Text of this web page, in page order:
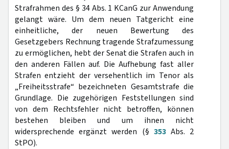
Strafrahmen des § 34 Abs. 1 KCanG zur Anwendung
gelangt wäre. Um dem neuen Tatgericht eine
einheitliche, der neuen Bewertung des
Gesetzgebers Rechnung tragende Strafzumessung
zu ermöglichen, hebt der Senat die Strafen auch in
den anderen Fällen auf. Die Aufhebung fast aller
Strafen entzieht der versehentlich im Tenor als
„Freiheitsstrafe“ bezeichneten Gesamtstrafe die
Grundlage. Die zugehörigen Feststellungen sind
von dem Rechtsfehler nicht betroffen, können
bestehen bleiben und um ihnen nicht
widersprechende ergänzt werden (§ 353Abs. 2
StPO).